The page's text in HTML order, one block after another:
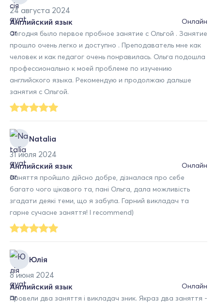
24 августа 2024
Онлайн
Английский язык
Сегодня было первое пробное занятие с Ольгой . Занятие
прошло очень легко и доступно . Преподаватель мне как
человек и как педагог очень понравилась. Ольга подошла
профессионально к моей проблеме по изучению
английского языка. Рекомендую и продолжаю дальше
занятия с Ольгой.
Natalia
31 июля 2024
Онлайн
Английский язык
Заняття пройшло дійсно добре, дізналася про себе
багато чого цікавого та, пані Ольга, дала можливість
згадати деякі теми, що я забула. Гарний викладач та
гарне сучасне заняття! I recommend)
Юлія
8 июня 2024
Онлайн
Английский язык
Провели два заняття і викладач зник. Якраз два заняття -